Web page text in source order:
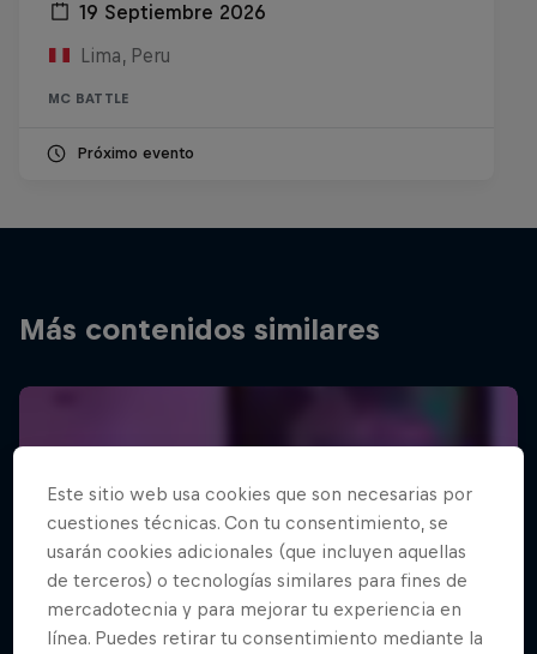
19 Septiembre 2026
Lima, Peru
MC BATTLE
Próximo evento
Más contenidos similares
Este sitio web usa cookies que son necesarias por
cuestiones técnicas. Con tu consentimiento, se
usarán cookies adicionales (que incluyen aquellas
de terceros) o tecnologías similares para fines de
mercadotecnia y para mejorar tu experiencia en
línea. Puedes retirar tu consentimiento mediante la